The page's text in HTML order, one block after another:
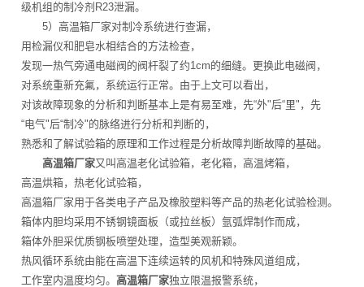
级机组的制冷剂R23泄漏。
5）高温箱厂家对制冷系统进行查漏，
用检漏仪和肥皂水相结合的方法检查，
发现一热气旁通电磁阀的阀杆裂了约1cm的细缝。更换此电磁阀，
对系统重新充氟，系统运行正常。由于上文可以看出，
对该故障现象的分析和判断基本上是有易至难，先“外"后“里"，先
“电气"后“制冷"的脉络进行分析和判断的，
熟悉和了解试验箱的原理和工作过程是分析故障判断故障的基础。
高温箱厂家又叫高温老化试验箱，老化箱，高温烤箱，
高温烘箱，热老化试验箱，
高温箱厂家用于各类电子产品及橡胶塑料等产品的热老化试验检测。
箱体内胆均采用不锈钢镜面板（或拉丝板）氩弧焊制作而成，
箱体外胆采优质钢板喷塑处理，造型美观新颖。
热风循环系统由能在高温下连续运转的风机和特殊风道组成，
工作室内温度均匀。高温箱厂家独立限温报警系统，